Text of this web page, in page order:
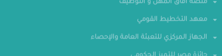
منصة افاق المهن و التوظيف
معهد التخطيط القومي
الجهاز المركزي للتعبئة العامة والإحصاء